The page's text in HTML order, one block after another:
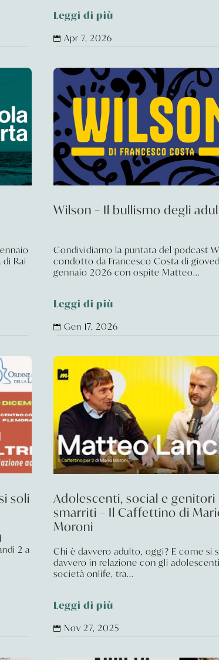
Leggi di più
 Apr 7, 2026
Rai
Wilson – Il bullismo degli
Condividiamo la puntata del podcast
condotto da Francesco Costa di
gennaio 2026 con ospite Matteo...
Leggi di più
 Gen 17, 2026
soli
2 a
Adolescenti, social e genitori
smarriti – Il Caffettino di
Moroni
Chi è davvero adulto, oggi? E come si
davvero in relazione con gli
società onlife, tra...
Leggi di più
 Nov 27, 2025